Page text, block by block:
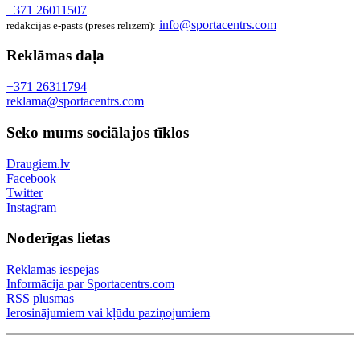
+371 26011507
redakcijas e-pasts (preses relīzēm): info@sportacentrs.com
Reklāmas daļa
+371 26311794
reklama@sportacentrs.com
Seko mums sociālajos tīklos
Draugiem.lv
Facebook
Twitter
Instagram
Noderīgas lietas
Reklāmas iespējas
Informācija par Sportacentrs.com
RSS plūsmas
Ierosinājumiem vai kļūdu paziņojumiem